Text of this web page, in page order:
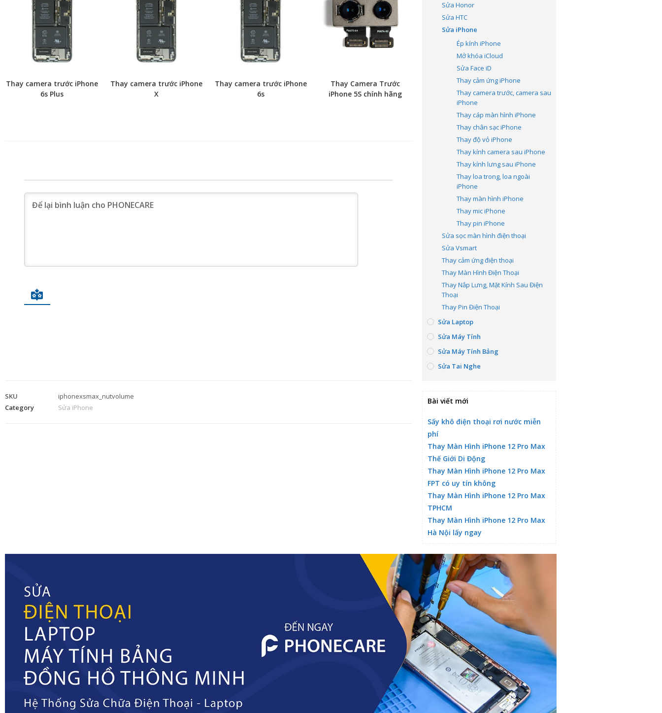
Thay camera trước iPhone
6s Plus
Thay camera trước iPhone
X
Thay camera trước iPhone
6s
Thay Camera Trước
iPhone 5S chính hãng
SKU
iphonexsmax_nutvolume
Category
Sửa iPhone
Sửa Honor
Sửa HTC
Sửa iPhone
Ép kính iPhone
Mở khóa iCloud
Sửa Face iD
Thay cảm ứng iPhone
Thay camera trước, camera sau
iPhone
Thay cáp màn hình iPhone
Thay chân sạc iPhone
Thay độ vỏ iPhone
Thay kính camera sau iPhone
Thay kính lưng sau iPhone
Thay loa trong, loa ngoài
iPhone
Thay màn hình iPhone
Thay mic iPhone
Thay pin iPhone
Sửa sọc màn hình điện thoại
Sửa Vsmart
Thay cảm ứng điện thoại
Thay Màn Hình Điện Thoại
Thay Nắp Lưng, Mặt Kính Sau Điện
Thoại
Thay Pin Điện Thoại
Sửa Laptop
Sửa Máy Tính
Sửa Máy Tính Bảng
Sửa Tai Nghe
Bài viết mới
Sấy khô điện thoại rơi nước miễn
phí
Thay Màn Hình iPhone 12 Pro Max
Thế Giới Di Động
Thay Màn Hình iPhone 12 Pro Max
FPT có uy tín không
Thay Màn Hình iPhone 12 Pro Max
TPHCM
Thay Màn Hình iPhone 12 Pro Max
Hà Nội lấy ngay